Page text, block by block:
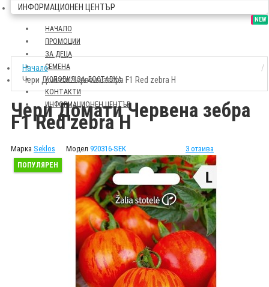
ИНФОРМАЦИОНЕН ЦЕНТЪР
НАЧАЛО
SALE
ПРОМОЦИИ
NEW
ЗА ДЕЦА
СЕМЕНА
УСЛОВИЯ ЗА ДОСТАВКА
КОНТАКТИ
ИНФОРМАЦИОНЕН ЦЕНТЪР
Начало
Чери Домати Червена зебра F1 Red zebra H
Чери Домати Червена зебра
F1 Red zebra H
Марка Seklos Модел 920316-SEK 3 отзива
ПОПУЛЯРЕН